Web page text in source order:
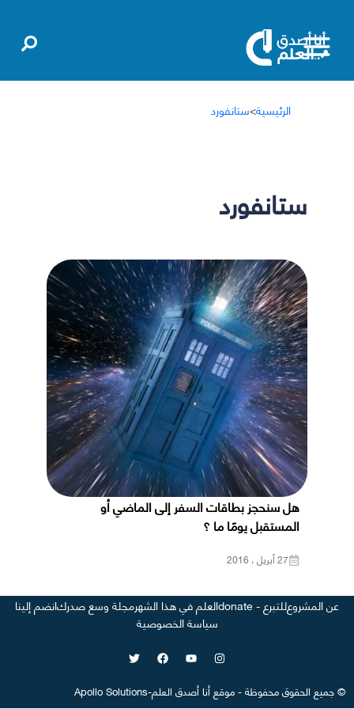
الرئيسية>ستانفورد
ستانفورد
هل سنحجز بطاقات السفر إلى الماضي أو
المستقبل يومًا ما ؟
27 أبريل ، 2016
عن المشروعللتبرع - donate العلم في هذا الشهرمجلة وسع صدركانضم إلينا
سياسة الخصوصية
©جميع الحقوق محفوظة-موقعأنا أصدق العلم-
Apollo Solutions